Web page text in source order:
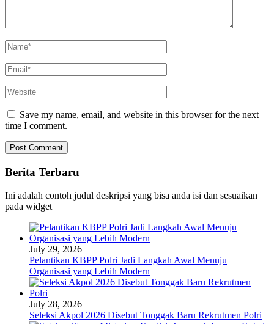
Save my name, email, and website in this browser for the next
time I comment.
Berita Terbaru
Ini adalah contoh judul deskripsi yang bisa anda isi dan sesuaikan
pada widget
July 29, 2026
Pelantikan KBPP Polri Jadi Langkah Awal Menuju
Organisasi yang Lebih Modern
July 28, 2026
Seleksi Akpol 2026 Disebut Tonggak Baru Rekrutmen Polri